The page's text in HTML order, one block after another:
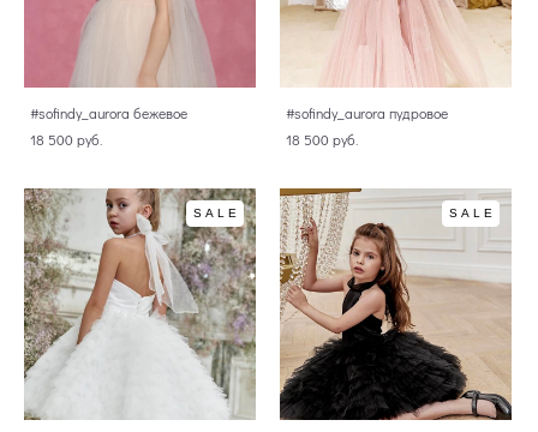
#sofindy_aurora бежевое
18 500 pуб.
#sofindy_aurora пудровое
18 500 pуб.
SALE SALE